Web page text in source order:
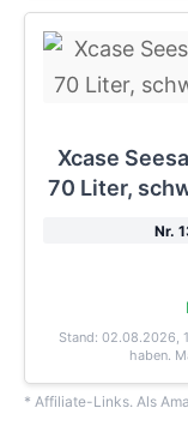
Xcase
70 Liter,
Nr.
Stand: 02.08.2026,
haben.
* Affiliate-Links. Als